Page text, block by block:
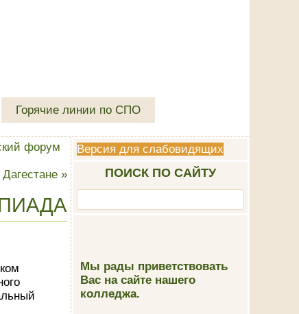
Горячие линии по СПО
форум
»
Версия для слабовидящих
ПОИСК ПО САЙТУ
Мы рады приветствовать
Вас на сайте нашего
колледжа.